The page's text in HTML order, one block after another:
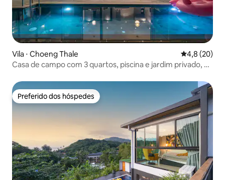
Vila ⋅ Choeng Thale 4,8 de uma
4,8 (20)
Casa de campo com 3 quartos, piscina e jardim privado, a
churrasqueira, piscina e TV inteligente
Preferido dos hóspedes
Preferido dos hóspedes